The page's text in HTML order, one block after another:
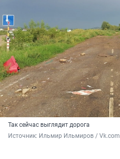
Так сейчас выглядит дорога
Источник: Ильмир Ильмиров / Vk.com